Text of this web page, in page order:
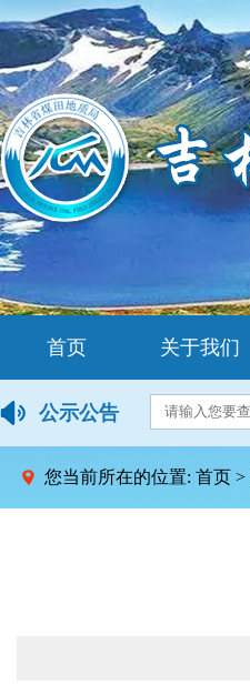
首页 关于我们
公示公告
您当前所在的位置: 首页 >